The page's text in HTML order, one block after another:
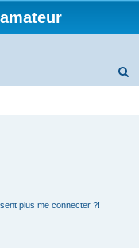
plus me connecter ?!